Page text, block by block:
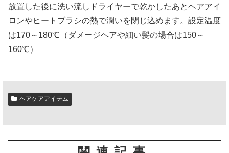
放置した後に洗い流しドライヤーで乾かしたあとヘアアイ
ロンやヒートブラシの熱で潤いを閉じ込めます。設定温度
は170～180℃（ダメージヘアや細い髪の場合は150～
160℃）
ヘアケアアイテム